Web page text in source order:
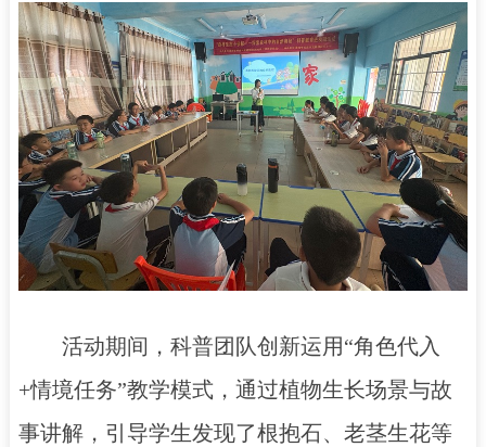
活动期间，科普团队创新运用“角色代入
+情境任务”教学模式，通过植物生长场景与故
事讲解，引导学生发现了根抱石、老茎生花等